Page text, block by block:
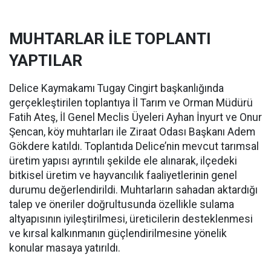
MUHTARLAR İLE TOPLANTI
YAPTILAR
Delice Kaymakamı Tugay Cingirt başkanlığında
gerçekleştirilen toplantıya İl Tarım ve Orman Müdürü
Fatih Ateş, İl Genel Meclis Üyeleri Ayhan İnyurt ve Onur
Şencan, köy muhtarları ile Ziraat Odası Başkanı Adem
Gökdere katıldı. Toplantıda Delice’nin mevcut tarımsal
üretim yapısı ayrıntılı şekilde ele alınarak, ilçedeki
bitkisel üretim ve hayvancılık faaliyetlerinin genel
durumu değerlendirildi. Muhtarların sahadan aktardığı
talep ve öneriler doğrultusunda özellikle sulama
altyapısının iyileştirilmesi, üreticilerin desteklenmesi
ve kırsal kalkınmanın güçlendirilmesine yönelik
konular masaya yatırıldı.